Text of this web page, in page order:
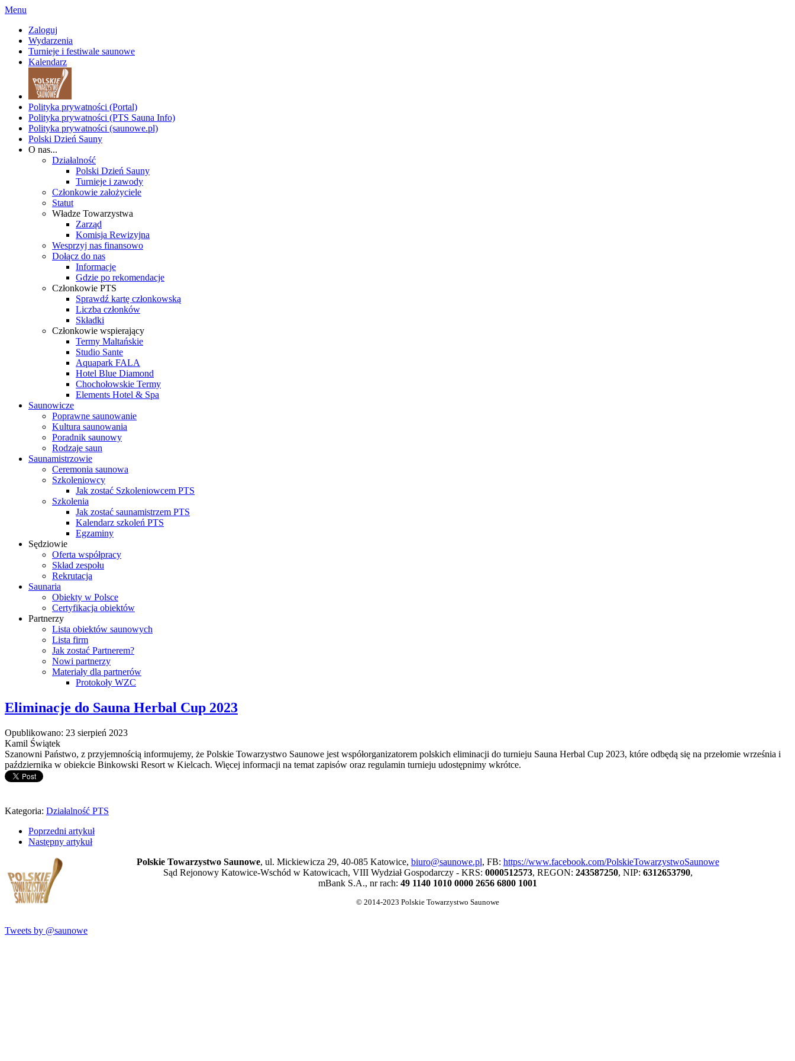
Menu
Zaloguj
Wydarzenia
Turnieje i festiwale saunowe
Kalendarz
Polityka prywatności (Portal)
Polityka prywatności (PTS Sauna Info)
Polityka prywatności (saunowe.pl)
Polski Dzień Sauny
O nas...
Działalność
Polski Dzień Sauny
Turnieje i zawody
Członkowie założyciele
Statut
Władze Towarzystwa
Zarząd
Komisja Rewizyjna
Wesprzyj nas finansowo
Dołącz do nas
Informacje
Gdzie po rekomendacje
Członkowie PTS
Sprawdź kartę członkowską
Liczba członków
Składki
Członkowie wspierający
Termy Maltańskie
Studio Sante
Aquapark FALA
Hotel Blue Diamond
Chochołowskie Termy
Elements Hotel & Spa
Saunowicze
Poprawne saunowanie
Kultura saunowania
Poradnik saunowy
Rodzaje saun
Saunamistrzowie
Ceremonia saunowa
Szkoleniowcy
Jak zostać Szkoleniowcem PTS
Szkolenia
Jak zostać saunamistrzem PTS
Kalendarz szkoleń PTS
Egzaminy
Sędziowie
Oferta współpracy
Skład zespołu
Rekrutacja
Saunaria
Obiekty w Polsce
Certyfikacja obiektów
Partnerzy
Lista obiektów saunowych
Lista firm
Jak zostać Partnerem?
Nowi partnerzy
Materiały dla partnerów
Protokoły WZC
Eliminacje do Sauna Herbal Cup 2023
Opublikowano: 23 sierpień 2023
Kamil Świątek
Szanowni Państwo, z przyjemnością informujemy, że Polskie Towarzystwo Saunowe jest współorganizatorem polskich eliminacji do turnieju Sauna Herbal Cup 2023, które odbędą się na przełomie września i
października w obiekcie Binkowski Resort w Kielcach. Więcej informacji na temat zapisów oraz regulamin turnieju udostępnimy wkrótce.
Kategoria: Działalność PTS
Poprzedni artykuł
Następny artykuł
Polskie Towarzystwo Saunowe, ul. Mickiewicza 29, 40-085 Katowice, biuro@saunowe.pl, FB: https://www.facebook.com/PolskieTowarzystwoSaunowe
Sąd Rejonowy Katowice-Wschód w Katowicach, VIII Wydział Gospodarczy - KRS: 0000512573, REGON: 243587250, NIP: 6312653790,
mBank S.A., nr rach:49 1140 1010 0000 2656 6800 1001
© 2014-2023 Polskie Towarzystwo Saunowe
Tweets by @saunowe